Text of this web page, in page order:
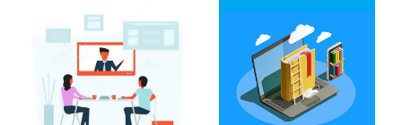
Salles
comodales
Réservoir
de livres
numériques
libres